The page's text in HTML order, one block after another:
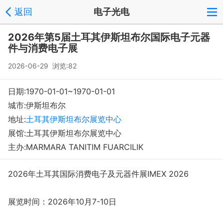
返回 电子光电
2026年第5届土耳其伊斯坦布尔国际电子元器
件与消费电子展
2026-06-29 浏览:82
日期:1970-01-01~1970-01-01
城市:伊斯坦布尔
地址:土耳其伊斯坦布尔展览中心
展馆:土耳其伊斯坦布尔展览中心
主办:MARMARA TANITIM FUARCILIK
2026年土耳其国际消费电子及元器件展IMEX 2026
展览时间：2026年10月7-10日